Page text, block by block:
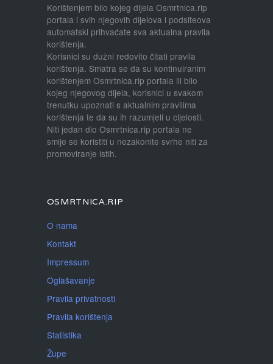
Korištenjem bilo kojeg dijela Osmrtnica.rip
portala i svih njegovih dijelova i podsiteova
automatski prihvaćate sva aktualna pravila
korištenja.
Korisnici su dužni redovito čitati pravila
korištenja. Smatra se da su kontinuiranim
korištenjem Osmrtnica.rip portala ili bilo
kojeg njegovog dijela, korisnici u svakom
trenutku upoznati s aktualnim pravilima
korištenja te da su ih razumjeli u cijelosti.
Niti jedan dio Osmrtnica.rip portala ne
smije se koristiti u nezakonite svrhe niti za
promoviranje istih.
OSMRTNICA.RIP
O nama
Kontakt
Impressum
Oglašavanje
Pravila privatnosti
Pravila korištenja
Statistika
Župe